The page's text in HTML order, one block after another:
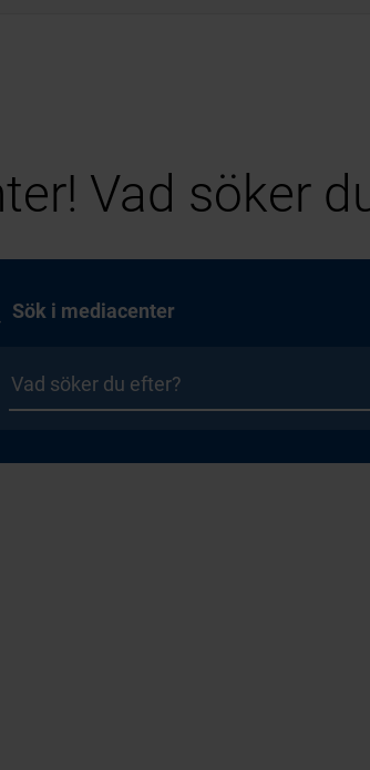
Vad söker
Sök i mediacenter